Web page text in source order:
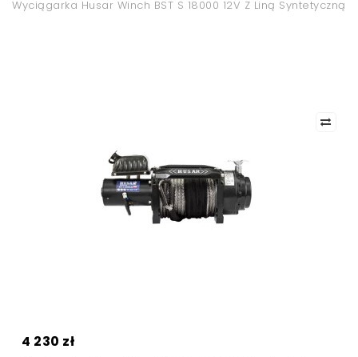
Wyciągarka Husar Winch BST S 18000 12V Z Liną Syntetyczną
4 230 zł